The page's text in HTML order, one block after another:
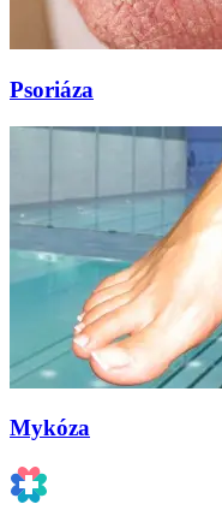
Psoriáza
Mykóza